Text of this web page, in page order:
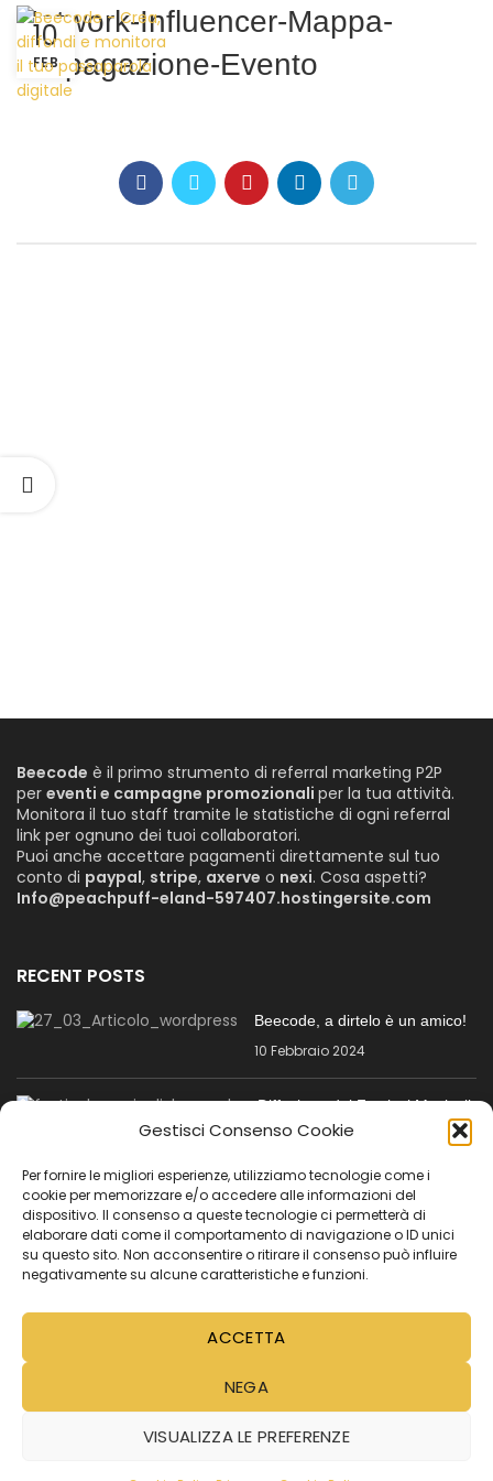
Gestisci Consenso Cookie
Per fornire le migliori esperienze, utilizziamo tecnologie come i
cookie per memorizzare e/o accedere alle informazioni del
dispositivo. Il consenso a queste tecnologie ci permetterà di
elaborare dati come il comportamento di navigazione o ID unici
su questo sito. Non acconsentire o ritirare il consenso può influire
negativamente su alcune caratteristiche e funzioni.
ACCETTA
NEGA
VISUALIZZA LE PREFERENZE
Network-Influencer-Mappa-
Propagazione-Evento
10
FEB
Beecode è il primo strumento di referral marketing P2P
per eventi e campagne promozionali per la tua attività.
Monitora il tuo staff tramite le statistiche di ogni referral
link per ognuno dei tuoi collaboratori.
Puoi anche accettare pagamenti direttamente sul tuo
conto di paypal, stripe, axerve o nexi. Cosa aspetti?
Info@peachpuff-eland-597407.hostingersite.com
RECENT POSTS
Beecode, a dirtelo è un amico!
10 Febbraio 2024
Diffusione dei Festival Musicali
tra la generazione dei
24 Gennaio 2024
MENÙ SECONDARIO
Registrazione per le imprese
Tutorial
Video Tutorial
PRIVACY E COOKIE